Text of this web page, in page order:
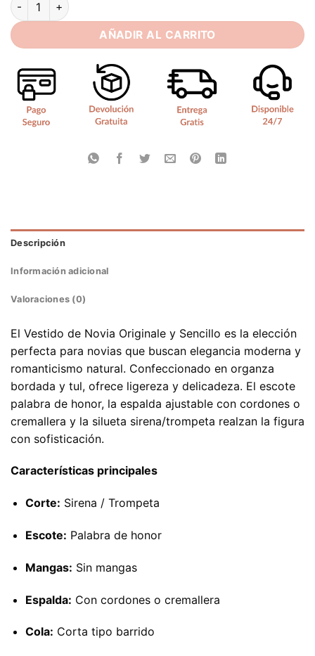
AÑADIR AL CARRITO
Descripción
Información adicional
Valoraciones (0)
El Vestido de Novia Originale y Sencillo es la elección
perfecta para novias que buscan elegancia moderna y
romanticismo natural. Confeccionado en organza
bordada y tul, ofrece ligereza y delicadeza. El escote
palabra de honor, la espalda ajustable con cordones o
cremallera y la silueta sirena/trompeta realzan la figura
con sofisticación.
Características principales
Corte: Sirena / Trompeta
Escote: Palabra de honor
Mangas: Sin mangas
Espalda: Con cordones o cremallera
Cola: Corta tipo barrido